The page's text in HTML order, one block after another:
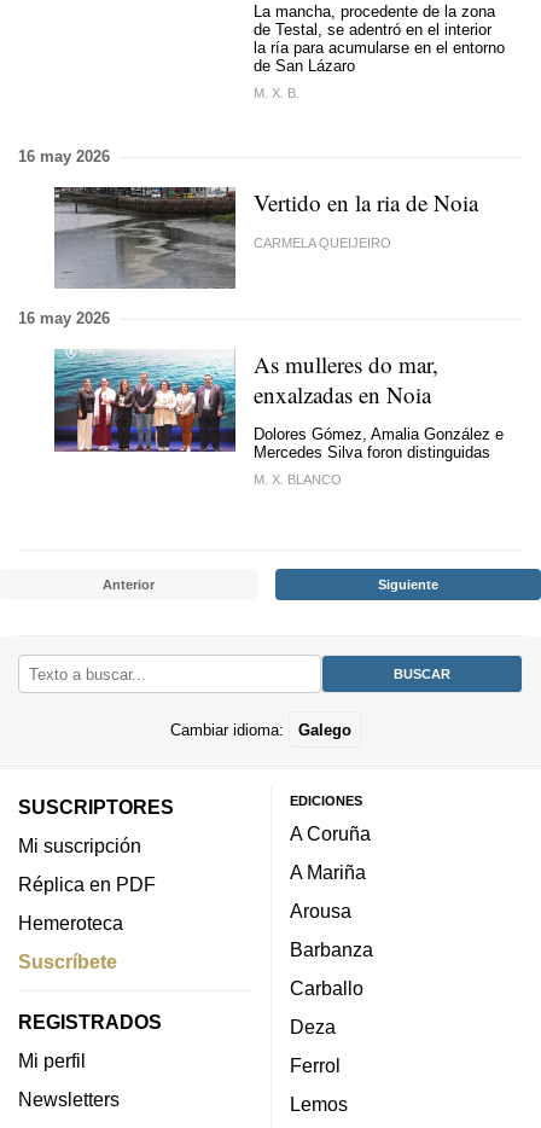
La mancha, procedente de la zona
de Testal, se adentró en el interior
la ría para acumularse en el entorno
de San Lázaro
M. X. B.
16 may 2026
Vertido en la ria de Noia
CARMELA QUEIJEIRO
16 may 2026
As mulleres do mar,
enxalzadas en Noia
Dolores Gómez, Amalia González e
Mercedes Silva foron distinguidas
M. X. BLANCO
Anterior Siguiente
Cambiar idioma: Galego
SUSCRIPTORES
Mi suscripción
Réplica en PDF
Hemeroteca
Suscríbete
REGISTRADOS
Mi perfil
Newsletters
EDICIONES
A Coruña
A Mariña
Arousa
Barbanza
Carballo
Deza
Ferrol
Lemos